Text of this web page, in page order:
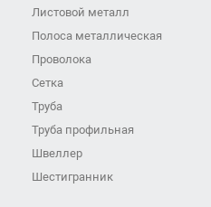
Листовой металл
Полоса металлическая
Проволока
Сетка
Труба
Труба профильная
Швеллер
Шестигранник